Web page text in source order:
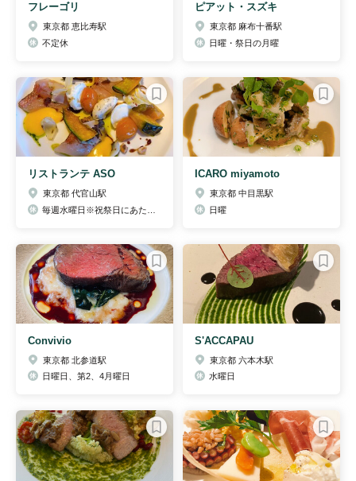
フレーゴリ
東京都 恵比寿駅
不定休
ピアット・スズキ
東京都 麻布十番駅
日曜・祭日の月曜
リストランテ ASO
東京都 代官山駅
ICARO miyamoto
東京都 中目黒駅
日曜
Convivio
東京都 北参道駅
日曜日、第2、4月曜日
S'ACCAPAU
東京都 六本木駅
水曜日